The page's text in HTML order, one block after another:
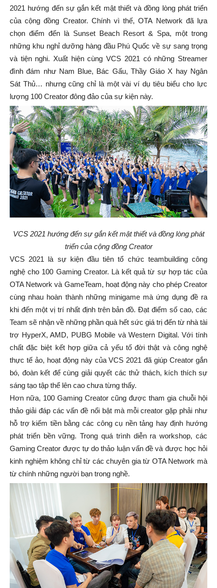
2021 hướng đến sự gắn kết mật thiết và đồng lòng phát triển
của cộng đồng Creator. Chính vì thế, OTA Network đã lựa
chọn điểm đến là Sunset Beach Resort & Spa, một trong
những khu nghỉ dưỡng hàng đầu Phú Quốc về sự sang trọng
và tiện nghi. Xuất hiện cùng VCS 2021 có những Streamer
đình đám như Nam Blue, Bác Gấu, Thầy Giáo X hay Ngân
Sát Thủ… nhưng cũng chỉ là một vài ví dụ tiêu biểu cho lực
lượng 100 Creator đông đảo của sự kiện này.
VCS 2021 hướng đến sự gắn kết mật thiết và đồng lòng phát
triển của cộng đồng Creator
VCS 2021 là sự kiện đầu tiên tổ chức teambuilding công
nghệ cho 100 Gaming Creator. Là kết quả từ sự hợp tác của
OTA Network và GameTeam, hoạt động này cho phép Creator
cùng nhau hoàn thành những minigame mà ứng dụng đề ra
khi đến một vị trí nhất định trên bản đồ. Đạt điểm số cao, các
Team sẽ nhận về những phần quà hết sức giá trị đến từ nhà tài
trợ HyperX, AMD, PUBG Mobile và Western Digital. Với tính
chất đặc biệt kết hợp giữa cả yếu tố đời thật và công nghệ
thực tế ảo, hoạt động này của VCS 2021 đã giúp Creator gắn
bó, đoàn kết để cùng giải quyết các thử thách, kích thích sự
sáng tạo tập thể lên cao chưa từng thấy.
Hơn nữa, 100 Gaming Creator cũng được tham gia chuỗi hội
thảo giải đáp các vấn đề nổi bật mà mỗi creator gặp phải như
hỗ trợ kiếm tiền bằng các công cụ nền tảng hay định hướng
phát triển bền vững. Trong quá trình diễn ra workshop, các
Gaming Creator được tự do thảo luận vấn đề và được học hỏi
kinh nghiệm không chỉ từ các chuyên gia từ OTA Network mà
từ chính những người bạn trong nghề.